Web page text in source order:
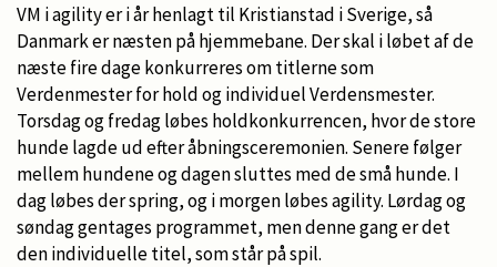
VM i agility er i år henlagt til Kristianstad i Sverige, så
Danmark er næsten på hjemmebane. Der skal i løbet af de
næste fire dage konkurreres om titlerne som
Verdenmester for hold og individuel Verdensmester.
Torsdag og fredag løbes holdkonkurrencen, hvor de store
hunde lagde ud efter åbningsceremonien. Senere følger
mellem hundene og dagen sluttes med de små hunde. I
dag løbes der spring, og i morgen løbes agility. Lørdag og
søndag gentages programmet, men denne gang er det
den individuelle titel, som står på spil.